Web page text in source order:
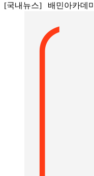
[국내뉴스] 배민아카데미